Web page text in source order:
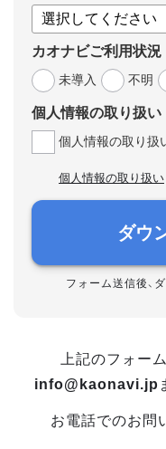
カオナビご利用状況
未導入
不明
個人情報の取り扱い
個人情報の取り扱
個人情報の取り扱い
ダウ
フォーム送信後、
上記のフォー
info@kaonavi.jp
お電話でのお問